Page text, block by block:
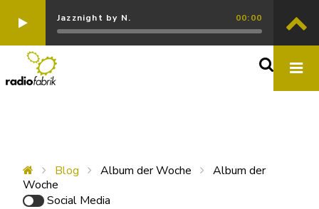
Jazznight by N. 00:00
Blog Album der Woche
Album der
Woche
Social Media